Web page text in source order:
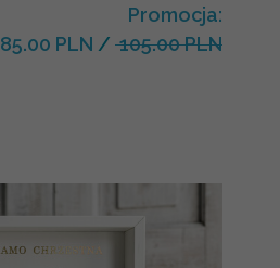
Promocja:
85.00 PLN / 105.00 PLN